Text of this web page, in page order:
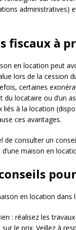
administratives)
fiscaux à
en location peut
lors de la cession
certaines
du locataire ou d’un
liés à la location
ces avantages.
de consulter un
d’une maison en
en location
: réalisez les
le prix. Veillez à